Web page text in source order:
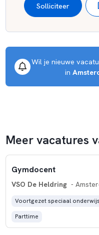
Solliciteer
Wil je nieuwe
in
Meer vacatures
Gymdocent
VSO De Heldring -
Voortgezet speciaal onderwijs
Parttime